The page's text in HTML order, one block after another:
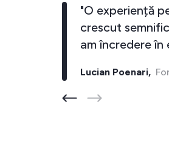
"O experiență
crescut
am încredere în
Lucian Poenari,